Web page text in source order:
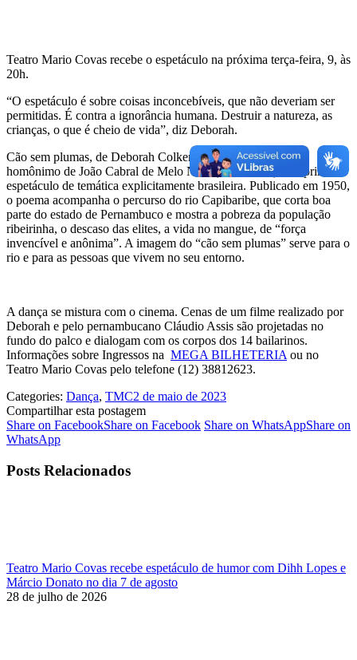
Teatro Mario Covas recebe o espetáculo na próxima terça-feira, 9, às
20h.
“O espetáculo é sobre coisas inconcebíveis, que não deveriam ser
permitidas. É contra a ignorância humana. Destruir a natureza, as
crianças, o que é cheio de vida”, diz Deborah.
Cão sem plumas, de Deborah Colker é baseado no poema
homônimo de João Cabral de Melo Neto (1920-1999), seu primeiro
espetáculo de temática explicitamente brasileira. Publicado em 1950,
o poema acompanha o percurso do rio Capibaribe, que corta boa
parte do estado de Pernambuco e mostra a pobreza da população
ribeirinha, o descaso das elites, a vida no mangue, de “força
invencível e anônima”. A imagem do “cão sem plumas” serve para o
rio e para as pessoas que vivem no seu entorno.
A dança se mistura com o cinema. Cenas de um filme realizado por
Deborah e pelo pernambucano Cláudio Assis são projetadas no
fundo do palco e dialogam com os corpos dos 14 bailarinos.
Informações sobre Ingressos na MEGA BILHETERIA ou no
Teatro Mario Covas pelo telefone (12) 38812623.
Categories: Dança, TMC2 de maio de 2023
Compartilhar esta postagem
Share on FacebookShare on Facebook Share on WhatsAppShare on
WhatsApp
Posts Relacionados
Teatro Mario Covas recebe espetáculo de humor com Dihh Lopes e
Márcio Donato no dia 7 de agosto
28 de julho de 2026